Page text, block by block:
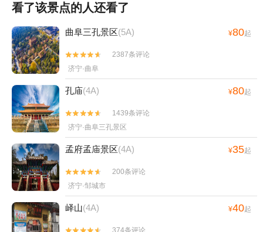
看了该景点的人还看了
曲阜三孔景区(5A) ¥80起


2387条评论
济宁·曲阜
孔庙(4A) ¥80起


1439条评论
济宁·曲阜三孔景区
孟府孟庙景区(4A) ¥35起


200条评论
济宁·邹城市
峄山(4A) ¥40起

 374条评论